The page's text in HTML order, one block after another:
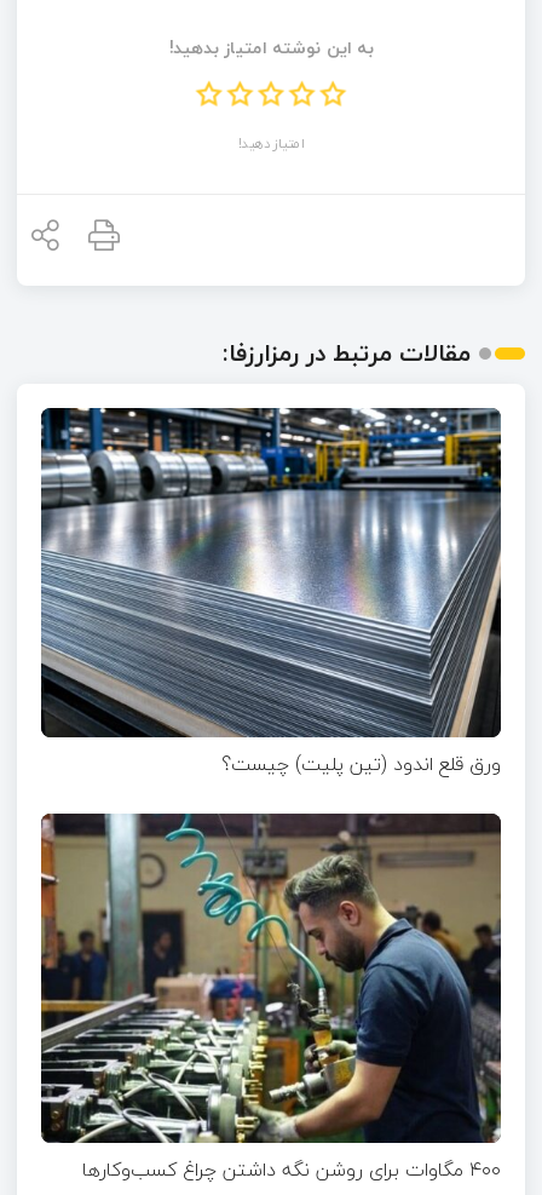
به این نوشته امتیاز بدهید!
امتیاز دهید!
مقالات مرتبط در رمزارزفا:
ورق قلع اندود (تین پلیت) چیست؟
۴۰۰ مگاوات برای روشن نگه داشتن چراغ کسب‌وکار‌ها